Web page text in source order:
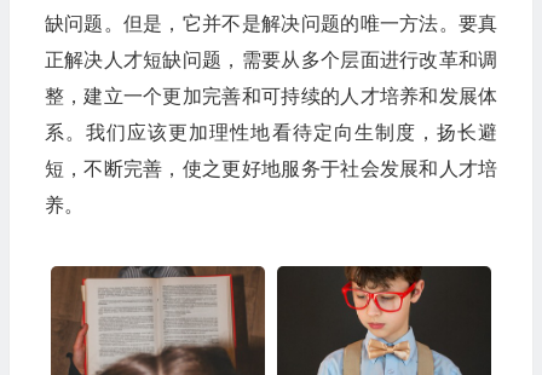
缺问题。但是，它并不是解决问题的唯一方法。要真
正解决人才短缺问题，需要从多个层面进行改革和调
整，建立一个更加完善和可持续的人才培养和发展体
系。我们应该更加理性地看待定向生制度，扬长避
短，不断完善，使之更好地服务于社会发展和人才培
养。